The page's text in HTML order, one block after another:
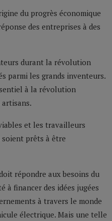
du progrès économique
des entreprises à des
durant la révolution
parmi les grands inventeurs.
à la révolution
et les travailleurs
prêts à être
répondre aux besoins du
à financer des idées jugées
à travers le monde
électrique. Mais une telle